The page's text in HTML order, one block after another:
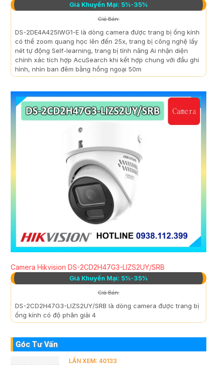
Giá Khuyến Mại: 5%-35%
Giá Bán:
DS-2DE4A425IWG1-E là dòng camera được trang bị ống kính
có thể zoom quang học lên đến 25x, trang bị công nghệ lấy
nét tự động Self-learning, trang bị tính năng Ai nhận diện
chính xác tích hợp AcuSearch khi kết hợp chung với đầu ghi
hình, nhìn ban đêm bằng hồng ngoại 50m
Camera Hikvision DS-2CD2H47G3-LIZS2UY/SRB
Giá Khuyến Mại: 5%-35%
Giá Bán:
DS-2CD2H47G3-LIZS2UY/SRB là dòng camera được trang bị
ống kính có độ phân giải 4
Góc Tư Vấn
LẦN XEM: 40133